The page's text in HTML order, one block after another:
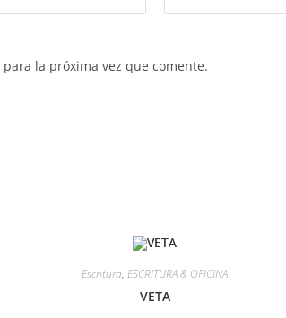
la próxima vez que comente.
Escritura,ESCRITURA & OFICINA
VETA